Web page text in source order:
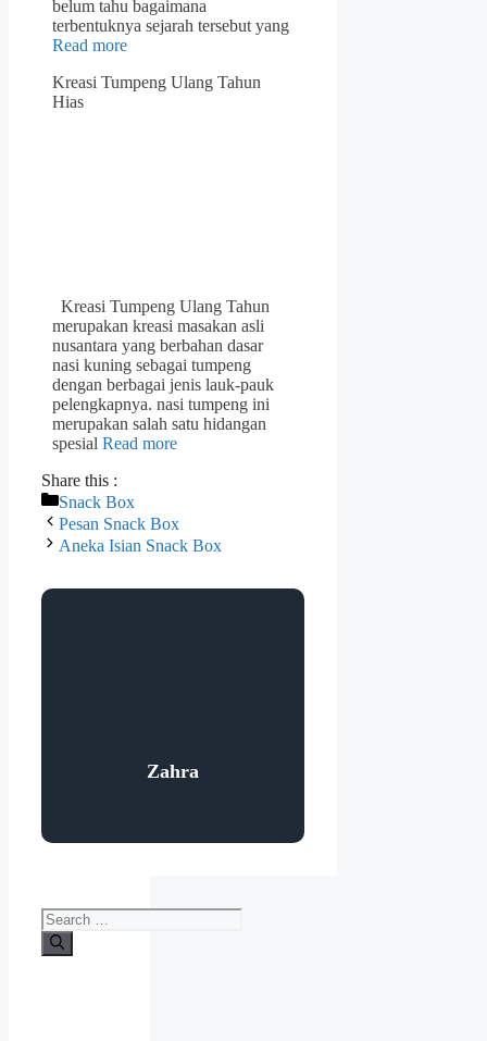
belum tahu bagaimana
terbentuknya sejarah tersebut yang
Read more
Kreasi Tumpeng Ulang Tahun
Hias
Kreasi Tumpeng Ulang Tahun
merupakan kreasi masakan asli
nusantara yang berbahan dasar
nasi kuning sebagai tumpeng
dengan berbagai jenis lauk-pauk
pelengkapnya. nasi tumpeng ini
merupakan salah satu hidangan
spesial Read more
Share this :
Snack Box
Pesan Snack Box
Aneka Isian Snack Box
Zahra